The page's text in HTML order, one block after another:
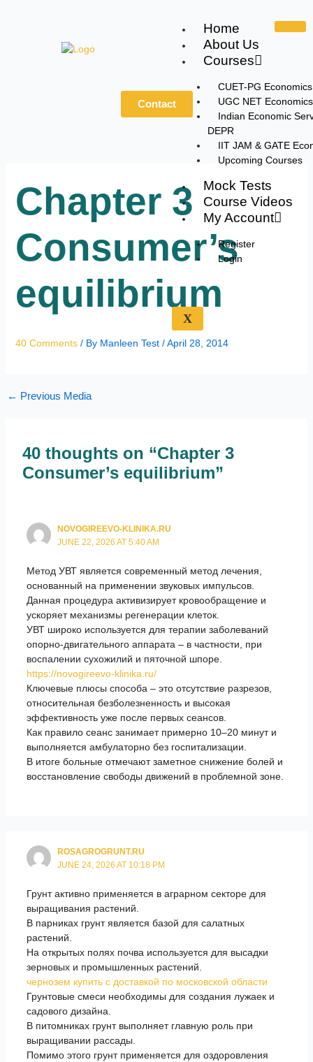
Home
About Us
Courses
CUET-PG
UGC NET Economics
Indian Economic
DEPR
IIT JAM & GATE
Upcoming Courses
Mock Tests
Course Videos
My Account
Register
Login
X
Contact
Chapter 3
Consumer’s
equilibrium
40 Comments / By Manleen Test /April 28, 2014
← Previous Media
40 thoughts on “Chapter 3
Consumer’s equilibrium”
NOVOGIREEVO-KLINIKA.RU
JUNE 22, 2026 AT 5:40 AM
Метод УВТ является современный метод лечения,
основанный на применении звуковых импульсов.
Данная процедура активизирует кровообращение и
ускоряет механизмы регенерации клеток.
УВТ широко используется для терапии заболеваний
опорно-двигательного аппарата – в частности, при
воспалении сухожилий и пяточной шпоре.
https://novogireevo-klinika.ru/
Ключевые плюсы способа – это отсутствие разрезов,
относительная безболезненность и высокая
эффективность уже после первых сеансов.
Как правило сеанс занимает примерно 10–20 минут и
выполняется амбулаторно без госпитализации.
В итоге больные отмечают заметное снижение болей и
восстановление свободы движений в проблемной зоне.
ROSAGROGRUNT.RU
JUNE 24, 2026 AT 10:18 PM
Грунт активно применяется в аграрном секторе для
выращивания растений.
В парниках грунт является базой для салатных
растений.
На открытых полях почва используется для высадки
зерновых и промышленных растений.
чернозем купить с доставкой по московской области
Грунтовые смеси необходимы для создания лужаек и
садового дизайна.
В питомниках грунт выполняет главную роль при
выращивании рассады.
Помимо этого грунт применяется для оздоровления